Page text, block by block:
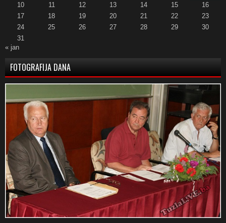
10
11 12 13 14 15
16
17
18 19 20 21 22
23
24
25 26 27 28 29
30
31
« jan
FOTOGRAFIJA DANA